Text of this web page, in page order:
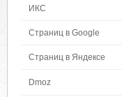
ИКС
Страниц в Google
Страниц в Яндексе
Dmoz